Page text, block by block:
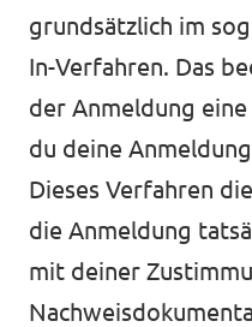
grundsätzlich im
In-Verfahren. Das
der Anmeldung
du deine
Dieses Verfahren
die Anmeldung
mit deiner